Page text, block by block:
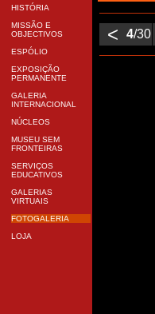
HISTÓRIA
MISSÃO E
OBJECTIVOS
ESPÓLIO
EXPOSIÇÃO
PERMANENTE
GALERIA
INTERNACIONAL
NÚCLEOS
MUSEU SEM
FRONTEIRAS
SERVIÇOS
EDUCATIVOS
GALERIAS
VIRTUAIS
FOTOGALERIA
LOJA
< 4/30